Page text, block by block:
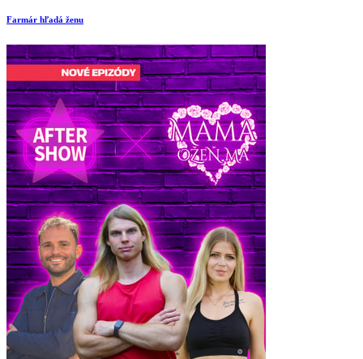
Farmár hľadá ženu